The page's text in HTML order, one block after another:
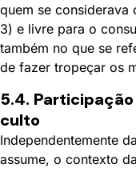
quem se
3) e livre para o
também no que se
de fazer tropeçar os
5.4.
culto
Independentemente
assume, o contexto